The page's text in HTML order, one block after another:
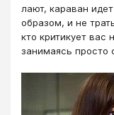
лают, караван
образом, и не
кто критикует вас
занимаясь просто